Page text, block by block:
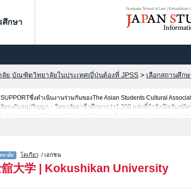
Graduate School of Law |
ศึกษา
ย,บัณฑิตวิทยาลัยในประเทศญี่ปุ่นต้องที่ JPSS > เลือกสถานศึก
SUPPORTซึ่งดำเนินงานร่วมกันของThe Asian Students Cultural
ยระดับอนุปริญญา・วิทยาลัยอาชีวศึกษากว่า1,300 แห่งที่กำลังเปิดรับสมั
เช่นGraduate School of Political ScienceหรือGraduate School of
โตเกียว/ เอกชน
舘大学 | Kokushikan University